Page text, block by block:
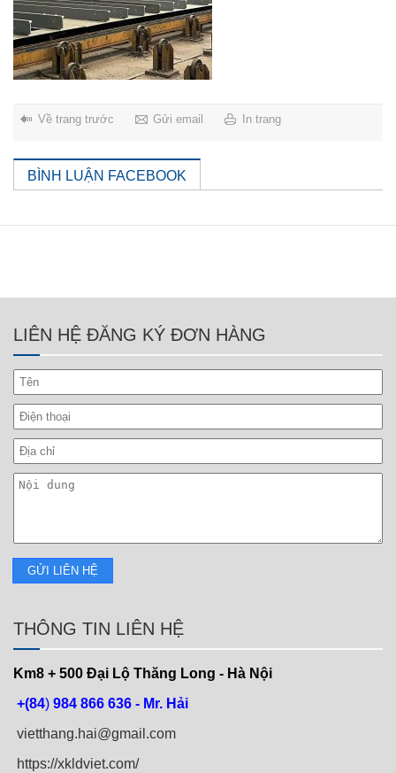
Về trang trước Gửi email In trang
BÌNH LUẬN FACEBOOK
LIÊN HỆ ĐĂNG KÝ ĐƠN HÀNG
THÔNG TIN LIÊN HỆ
Km8 + 500 Đại Lộ Thăng Long - Hà Nội
+(84) 984 866 636 - Mr. Hải
vietthang.hai@gmail.com
https://xkldviet.com/